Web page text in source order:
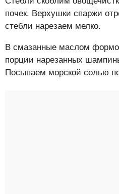
почек. Верхушки спаржи
стебли нарезаем мелко.
В смазанные маслом
порции нарезанных
Посыпаем морской солью